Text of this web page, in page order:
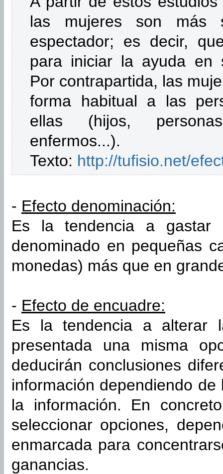
las mujeres son más
espectador; es decir,
para iniciar la ayuda en
Por contrapartida, las
forma habitual a las
ellas (hijos,
enfermos...).
Texto: http://tufisio.net/
- Efecto denominación:
Es la tendencia a gastar
denominado en pequeñas
monedas) más que en
- Efecto de encuadre:
Es la tendencia a alterar
presentada una misma
deducirán conclusiones
información dependiendo
la información. En
seleccionar opciones,
enmarcada para
ganancias.